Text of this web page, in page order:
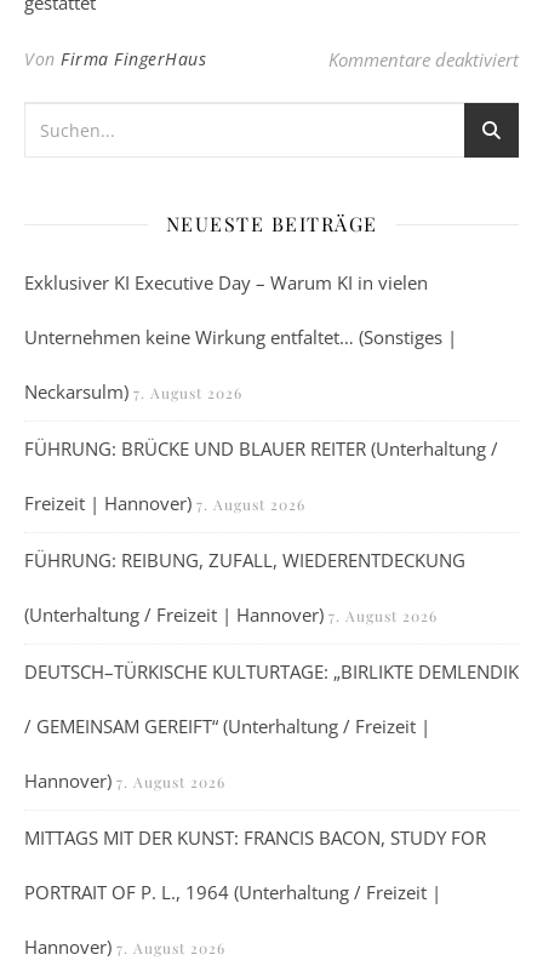
Von Firma FingerHaus Kommentare deaktiviertfür
NEUESTE BEITRÄGE
Exklusiver KI Executive Day – Warum KI in vielen
Unternehmen keine Wirkung entfaltet… (Sonstiges |
Neckarsulm) 7. August 2026
FÜHRUNG: BRÜCKE UND BLAUER REITER (Unterhaltung /
Freizeit | Hannover) 7. August 2026
FÜHRUNG: REIBUNG, ZUFALL, WIEDERENTDECKUNG
(Unterhaltung / Freizeit | Hannover) 7. August 2026
DEUTSCH–TÜRKISCHE KULTURTAGE: „BIRLIKTE DEMLENDIK
/ GEMEINSAM GEREIFT“ (Unterhaltung / Freizeit |
Hannover) 7. August 2026
MITTAGS MIT DER KUNST: FRANCIS BACON, STUDY FOR
PORTRAIT OF P. L., 1964 (Unterhaltung / Freizeit |
Hannover) 7. August 2026